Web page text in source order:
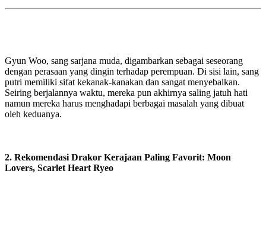
Gyun Woo, sang sarjana muda, digambarkan sebagai seseorang
dengan perasaan yang dingin terhadap perempuan. Di sisi lain, sang
putri memiliki sifat kekanak-kanakan dan sangat menyebalkan.
Seiring berjalannya waktu, mereka pun akhirnya saling jatuh hati
namun mereka harus menghadapi berbagai masalah yang dibuat
oleh keduanya.
2. Rekomendasi Drakor Kerajaan Paling Favorit: Moon
Lovers, Scarlet Heart Ryeo